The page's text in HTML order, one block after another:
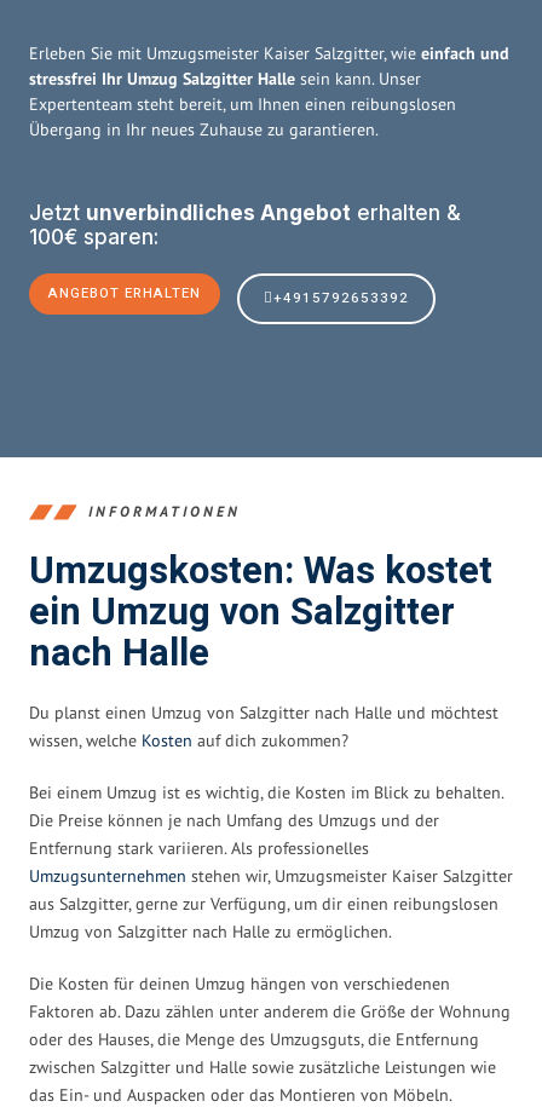
Erleben Sie mit Umzugsmeister Kaiser Salzgitter, wie einfach und
stressfrei Ihr Umzug Salzgitter Halle sein kann. Unser
Expertenteam steht bereit, um Ihnen einen reibungslosen
Übergang in Ihr neues Zuhause zu garantieren.
Jetzt unverbindliches Angebot erhalten &
100€ sparen:
ANGEBOT ERHALTEN +4915792653392
INFORMATIONEN
Umzugskosten: Was kostet
ein Umzug von Salzgitter
nach Halle
Du planst einen Umzug von Salzgitter nach Halle und möchtest
wissen, welche Kosten auf dich zukommen?
Bei einem Umzug ist es wichtig, die Kosten im Blick zu behalten.
Die Preise können je nach Umfang des Umzugs und der
Entfernung stark variieren. Als professionelles
Umzugsunternehmen stehen wir, Umzugsmeister Kaiser Salzgitter
aus Salzgitter, gerne zur Verfügung, um dir einen reibungslosen
Umzug von Salzgitter nach Halle zu ermöglichen.
Die Kosten für deinen Umzug hängen von verschiedenen
Faktoren ab. Dazu zählen unter anderem die Größe der Wohnung
oder des Hauses, die Menge des Umzugsguts, die Entfernung
zwischen Salzgitter und Halle sowie zusätzliche Leistungen wie
das Ein- und Auspacken oder das Montieren von Möbeln.